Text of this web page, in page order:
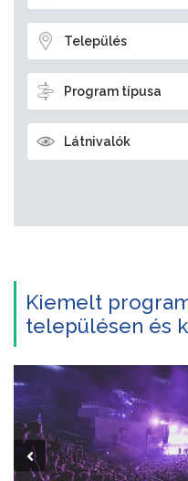
Település
Program típusa
Látnivalók
Kiemelt
településen és